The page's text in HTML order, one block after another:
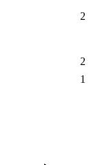
2
2
1